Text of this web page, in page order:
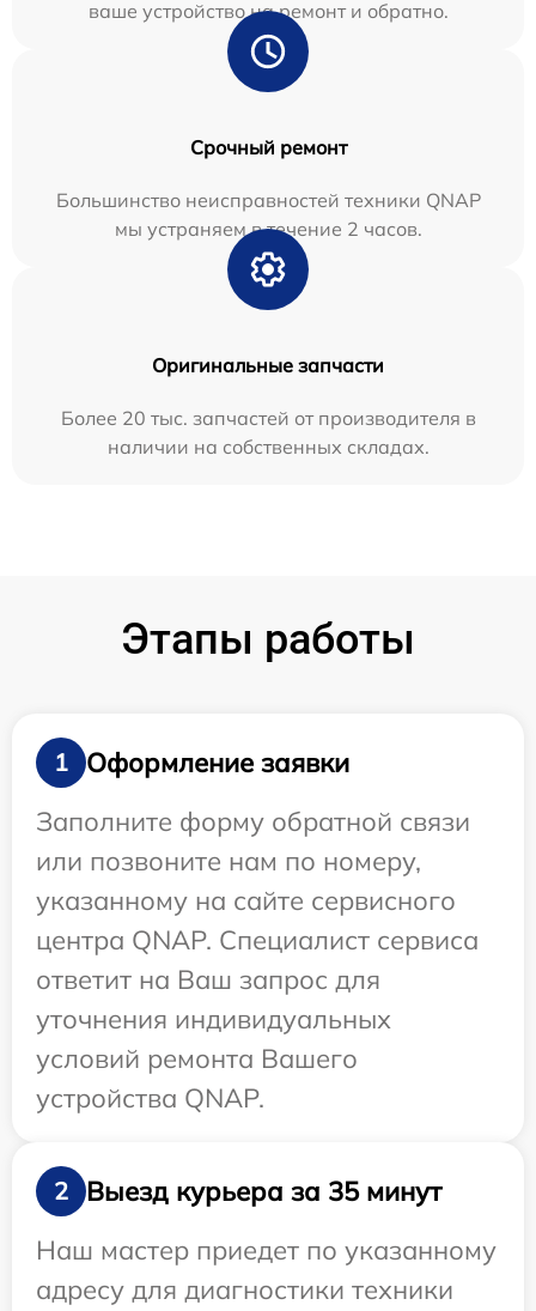
ваше устройство на ремонт и обратно.
Срочный ремонт
Большинство неисправностей техники QNAP
мы устраняем в течение 2 часов.
Оригинальные запчасти
Более 20 тыс. запчастей от производителя в
наличии на собственных складах.
Этапы работы
1
Оформление заявки
Заполните форму обратной связи
или позвоните нам по номеру,
указанному на сайте сервисного
центра QNAP. Специалист сервиса
ответит на Ваш запрос для
уточнения индивидуальных
условий ремонта Вашего
устройства QNAP.
2
Выезд курьера за 35 минут
Наш мастер приедет по указанному
адресу для диагностики техники